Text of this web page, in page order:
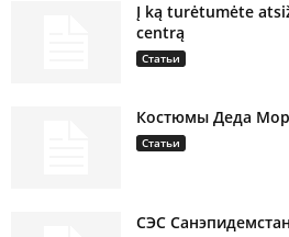
Į ką turėtumėte
centrą
Статьи
Костюмы Деда
Статьи
СЭС